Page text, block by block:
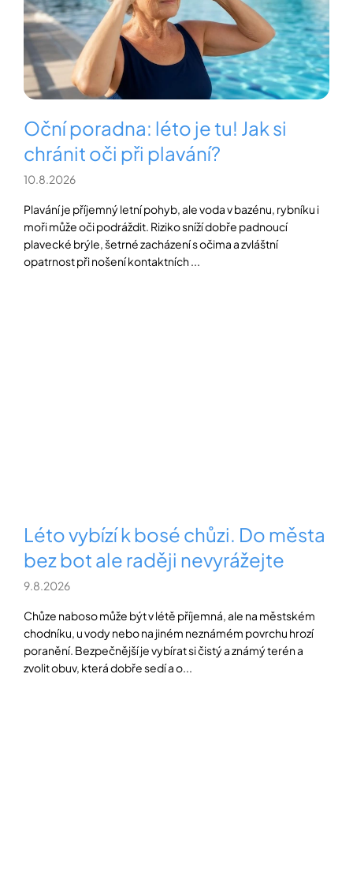
POZNEJTE
&
ZAŽIJTE,
CO
SE
PRÁVĚ
DĚJE
VAŠE
SLOVA,
NAŠE
ZÁBAVA,
KTERÁ
POSÍLÍ
PAMĚŤ
KONCENTRACI
s
č
l
á
n
k
Oční poradna: léto je tu! Jak si
chránit oči při plavání?
10.8.2026
Plavání je příjemný letní pohyb, ale voda v bazénu, rybníku i
moři může oči podráždit. Riziko sníží dobře padnoucí
plavecké brýle, šetrné zacházení s očima a zvláštní
opatrnost při nošení kontaktních ...
Léto vybízí k bosé chůzi. Do města
bez bot ale raději nevyrážejte
9.8.2026
Chůze naboso může být v létě příjemná, ale na městském
chodníku, u vody nebo na jiném neznámém povrchu hrozí
poranění. Bezpečnější je vybírat si čistý a známý terén a
zvolit obuv, která dobře sedí a o...
?
HLEDAT
D
p
o
u